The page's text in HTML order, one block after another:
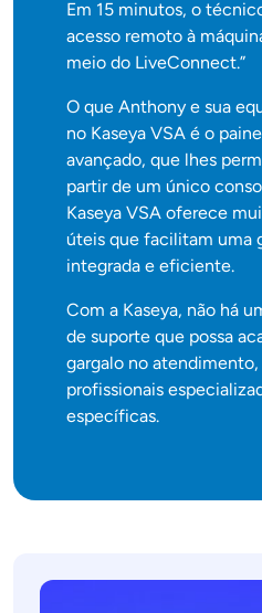
Em 15 minutos, o
acesso remoto à
meio do LiveConnect.”
O que Anthony e sua
no Kaseya VSA é o
avançado, que lhes
partir de um único
Kaseya VSA oferece
úteis que facilitam uma
integrada e eficiente.
Com a Kaseya, não há
de suporte que possa
gargalo no atendimento,
profissionais
específicas.